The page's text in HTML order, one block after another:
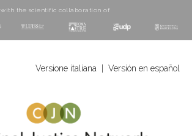
with the scientific collaboration of
Versione italiana Versión en español